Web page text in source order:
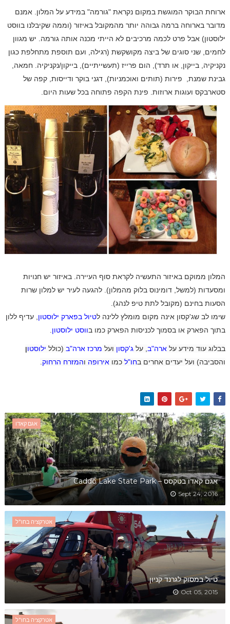
ארוחת הבוקר המוגשת במקום נקראת "גורמה" במידע על המלון. אמנם
מדובר בארוחה ברמה גבוהה יותר מהמקובל באיזור (וממה שקיבלנו בווסט
ילוסטון) אבל פרט לכמה מרכיבים לא הייתי מכנה אותה גורמה. יש מגוון
לחמים, שני סוגים של ביצה מקושקשת (רגילה, ועם תוספת מתחלפת כגון
נקניקיה, בייקון, או תרד), הום פרייז (תעשייתיים), בייקון/נקניקיה. חמאה,
גבינת שמנת, פירות (תותים ואוכמניות), דגני בוקר ודייסות, קפה של
סטארבקס ועוגות ארוזות. פינת הקפה פתוחה בכל שעות היום.
המלון ממוקם באיזור התעשיה לקראת סוף העיירה. באיזור יש חנויות
ומסעדות (למשל, דומינוס בלוק מהמלון). להגעה לעיר יש למלון שרות
הסעות בחינם (מקובל לתת טיפ לנהג).
שימו לב שג'קסון אינה מקום מומלץ ללינה לטיול בפארק ילוסטון, עדיף ללון
בתוך הפארק או בסמוך לכניסות הפארק כמו בווסט ילוסטון.
בבלוג עוד מידע על ארה"ב, על ג'קסון ועל מרכז ארה"ב(כולל ילוסטון
והסביבה) ועל יעדים אחרים בחו"לכמו אירופה והמזרח הרחוק.
אגם קאדו
אגם קאדו בטקסס – Caddo Lake State Park
Sept 24, 2016
אטרקציה בחו"ל
טיול במסוק לגרנד קניון
Oct 05, 2015
אטרקציה בחו"ל